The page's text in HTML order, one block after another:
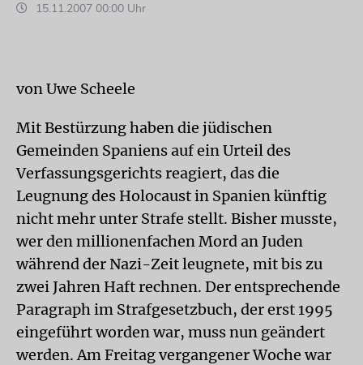
15.11.2007 00:00 Uhr
von Uwe Scheele
Mit Bestürzung haben die jüdischen
Gemeinden Spaniens auf ein Urteil des
Verfassungsgerichts reagiert, das die
Leugnung des Holocaust in Spanien künftig
nicht mehr unter Strafe stellt. Bisher musste,
wer den millionenfachen Mord an Juden
während der Nazi-Zeit leugnete, mit bis zu
zwei Jahren Haft rechnen. Der entsprechende
Paragraph im Strafgesetzbuch, der erst 1995
eingeführt worden war, muss nun geändert
werden. Am Freitag vergangener Woche war